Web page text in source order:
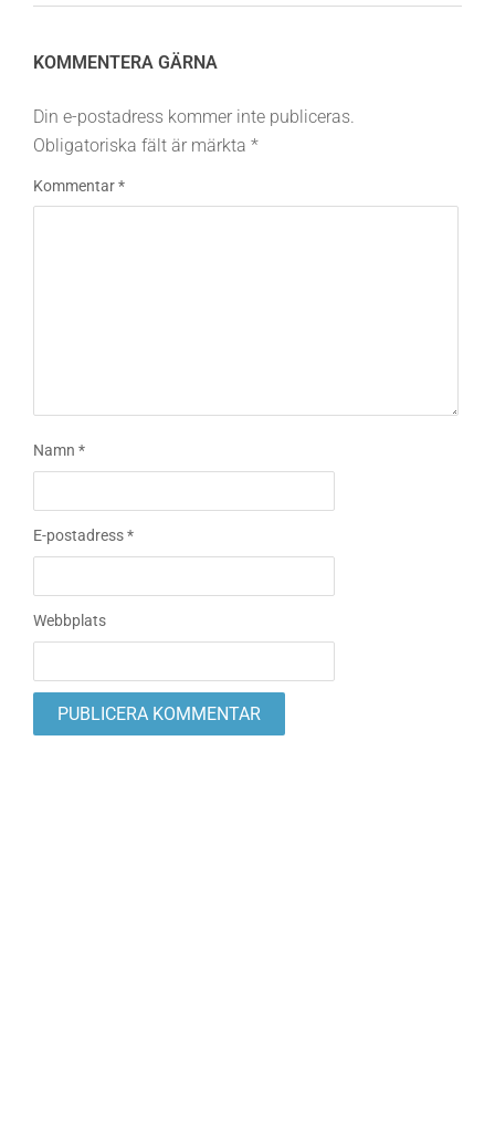
KOMMENTERA GÄRNA
Din e-postadress kommer inte publiceras.
Obligatoriska fält är märkta *
Kommentar*
Namn *
E-postadress*
Webbplats